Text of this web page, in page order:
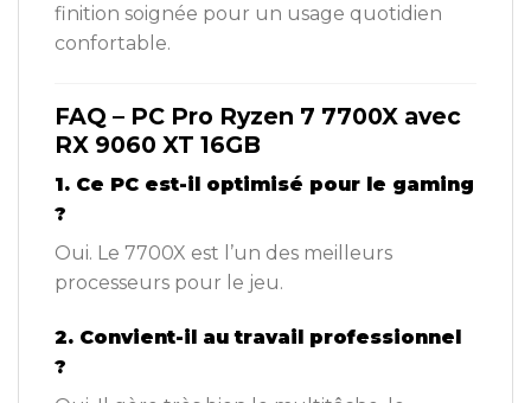
finition soignée pour un usage quotidien
confortable.
FAQ – PC Pro Ryzen 7 7700X avec
RX 9060 XT 16GB
1. Ce PC est-il optimisé pour le gaming
?
Oui. Le 7700X est l’un des meilleurs
processeurs pour le jeu.
2. Convient-il au travail professionnel
?